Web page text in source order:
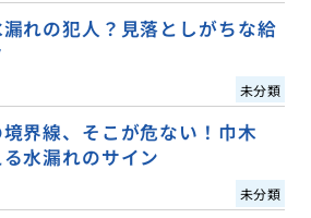
れの犯人？見落としがちな給
未分類
界線、そこが危ない！巾木
る水漏れのサイン
未分類